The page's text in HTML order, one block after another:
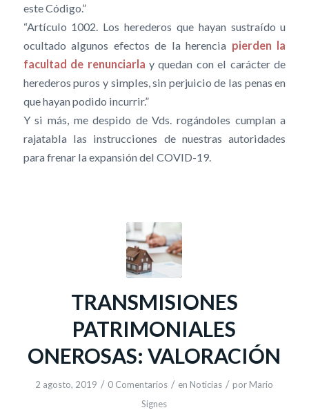
este Código.”
“Artículo 1002. Los herederos que hayan sustraído u
ocultado algunos efectos de la herencia pierden la
facultad de renunciarla y quedan con el carácter de
herederos puros y simples, sin perjuicio de las penas en
que hayan podido incurrir.”
Y si más, me despido de Vds. rogándoles cumplan a
rajatabla las instrucciones de nuestras autoridades
para frenar la expansión del COVID-19.
TRANSMISIONES
PATRIMONIALES
ONEROSAS: VALORACIÓN
2 agosto, 2019 / 0 Comentarios / en Noticias / por Mario
Signes